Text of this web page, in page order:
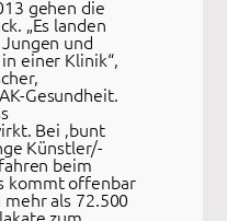
gehen die
„Es landen
und
einer Klinik“,
Gesundheit.
Bei ‚bunt
Künstler/-
beim
kommt offenbar
mehr als 72.500